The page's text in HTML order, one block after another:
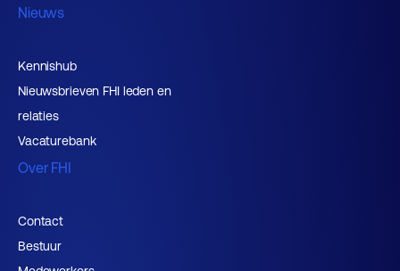
Nieuws
Kennishub
Nieuwsbrieven FHI leden en
relaties
Vacaturebank
Over FHI
Contact
Bestuur